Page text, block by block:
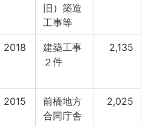
旧）築造
工事等
2018
建築工事
２件
2,135
2015
前橋地方
合同庁舎
2,025